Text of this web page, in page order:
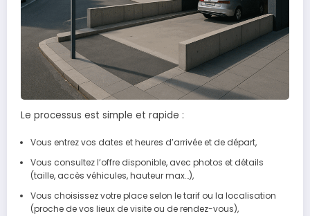
Le processus est simple et rapide :
Vous entrez vos dates et heures d’arrivée et de départ,
Vous consultez l’offre disponible, avec photos et détails
(taille, accès véhicules, hauteur max…),
Vous choisissez votre place selon le tarif ou la localisation
(proche de vos lieux de visite ou de rendez-vous),